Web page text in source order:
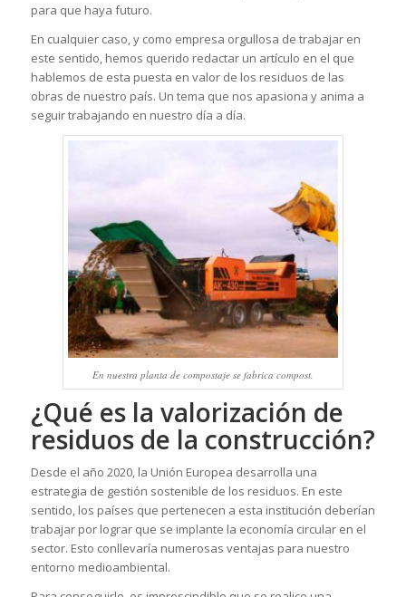
para que haya futuro.
En cualquier caso, y como empresa orgullosa de trabajar en
este sentido, hemos querido redactar un artículo en el que
hablemos de esta puesta en valor de los residuos de las
obras de nuestro país. Un tema que nos apasiona y anima a
seguir trabajando en nuestro día a día.
En nuestra planta de compostaje se fabrica compost.
¿Qué es la valorización de
residuos de la construcción?
Desde el año 2020, la Unión Europea desarrolla una
estrategia de gestión sostenible de los residuos. En este
sentido, los países que pertenecen a esta institución deberían
trabajar por lograr que se implante la economía circular en el
sector. Esto conllevaría numerosas ventajas para nuestro
entorno medioambiental.